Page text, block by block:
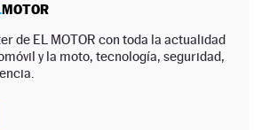
MOTOR
de EL MOTOR con toda la actualidad
y la moto, tecnología, seguridad,